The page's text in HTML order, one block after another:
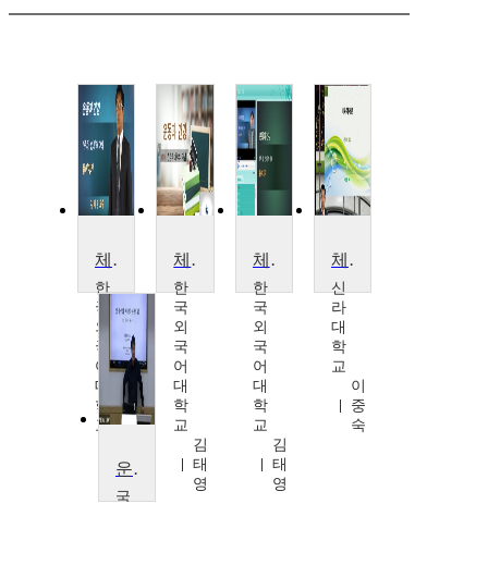
체육(운동과 건강)
한
국
외
국
어
대
학
교
태
체육(운동과건강)
한
국
외
국
어
대
학
교
김
태
영
체육(운동과건강)
한
국
외
국
어
대
학
교
김
태
영
체육학 개론
신
라
대
학
교
이
중
숙
운동과학
국